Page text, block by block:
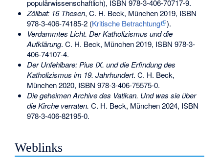
populärwissenschaftlich), ISBN 978-3-406-70717-9.
Zölibat: 16 Thesen, C. H. Beck, München 2019, ISBN
978-3-406-74185-2(Kritische Betrachtung
).
Verdammtes Licht. Der Katholizismus und die
Aufklärung. C. H. Beck, München 2019, ISBN 978-3-
406-74107-4.
Der Unfehlbare: Pius IX. und die Erfindung des
Katholizismus im 19. Jahrhundert. C. H. Beck,
München 2020, ISBN 978-3-406-75575-0.
Die geheimen Archive des Vatikan. Und was sie über
die Kirche verraten. C. H. Beck, München 2024, ISBN
978-3-406-82195-0.
Weblinks